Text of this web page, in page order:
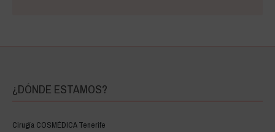
¿DÓNDE ESTAMOS?
Cirugía COSMÉDICA Tenerife